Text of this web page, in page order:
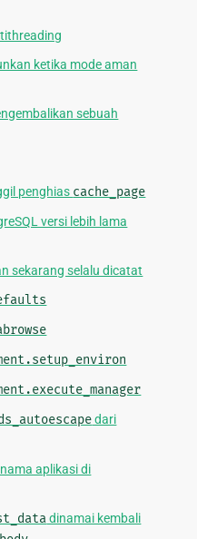
ketika mode aman
sebuah
penghias cache_page
versi lebih lama
sekarang selalu dicatat
dari
aplikasi di
dinamai kembali